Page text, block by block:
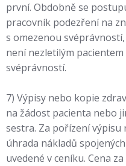
první. Obdobně se
pracovník podezření na
s omezenou
není nezletilým
svéprávností.
7) Výpisy nebo kopie
na žádost pacienta nebo
sestra. Za pořízení výpisu
úhrada nákladů
uvedené v ceníku. Cena